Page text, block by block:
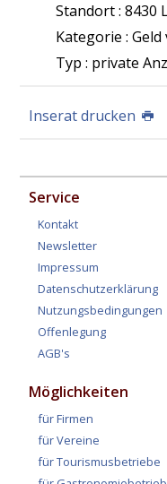
Standort : 8430
Kategorie :
Typ : private
Inserat drucken
Service
Kontakt
Newsletter
Impressum
Datenschutzerklärung
Nutzungsbedingungen
Offenlegung
AGB's
Möglichkeiten
für Firmen
für Vereine
für Tourismusbetriebe